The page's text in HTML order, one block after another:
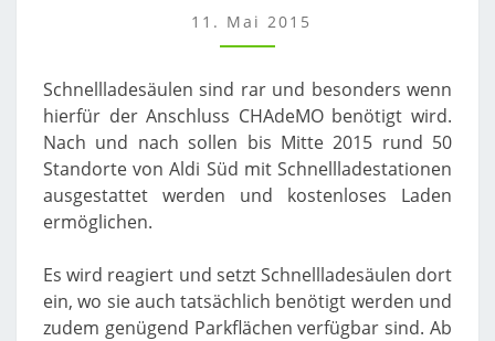
FÜR
ELEKTROAUTOS
11. Mai 2015
Schnellladesäulen sind rar und besonders wenn
hierfür der Anschluss CHAdeMO benötigt wird.
Nach und nach sollen bis Mitte 2015 rund 50
Standorte von Aldi Süd mit Schnellladestationen
ausgestattet werden und kostenloses Laden
ermöglichen.
Es wird reagiert und setzt Schnellladesäulen dort
ein, wo sie auch tatsächlich benötigt werden und
zudem genügend Parkflächen verfügbar sind. Ab